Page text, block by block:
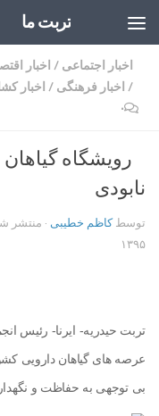
تربت ما
اخبار اجتماعی / اخبار
/ اخبار فرهنگی / اخبار
۰
رویشگاه
نابودی
توسطکاظم خطیبی · منتشر
۱۳۹۵
تربت حیدریه- ایرنا- رئیس
عرصه های گیاهان دارویی
بی توجهی به حفاظت و